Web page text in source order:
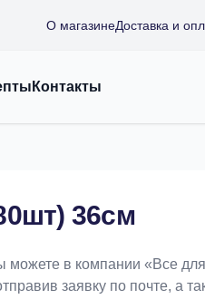
О магазинеДоставка и
Контакты
36см
в компании «Bce
заявку по почте, а